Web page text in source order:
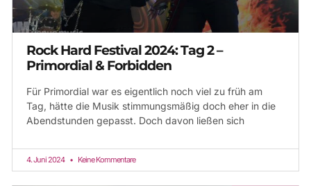
Rock Hard Festival 2024: Tag 2 –
Primordial & Forbidden
Für Primordial war es eigentlich noch viel zu früh am
Tag, hätte die Musik stimmungsmäßig doch eher in die
Abendstunden gepasst. Doch davon ließen sich
4. Juni 2024 Keine Kommentare